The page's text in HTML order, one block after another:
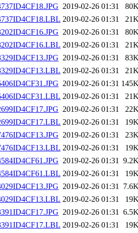
2019-02-26 01:31
2019-02-26 01:31
2019-02-26 01:31
2019-02-26 01:31
2019-02-26 01:31
2019-02-26 01:31
2019-02-26 01:31
2019-02-26 01:31
2019-02-26 01:31
2019-02-26 01:31
2019-02-26 01:31
2019-02-26 01:31
2019-02-26 01:31
2019-02-26 01:31
2019-02-26 01:31
2019-02-26 01:31
2019-02-26 01:31
2019-02-26 01:31